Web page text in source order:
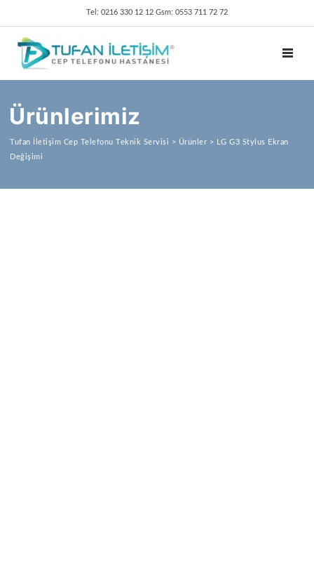
Tel: 0216 330 12 12 Gsm: 0553 711 72 72
Ürünlerimiz
Tufan İletişim Cep Telefonu Teknik Servisi > Ürünler >
LG G3 Stylus Ekran
Değişimi